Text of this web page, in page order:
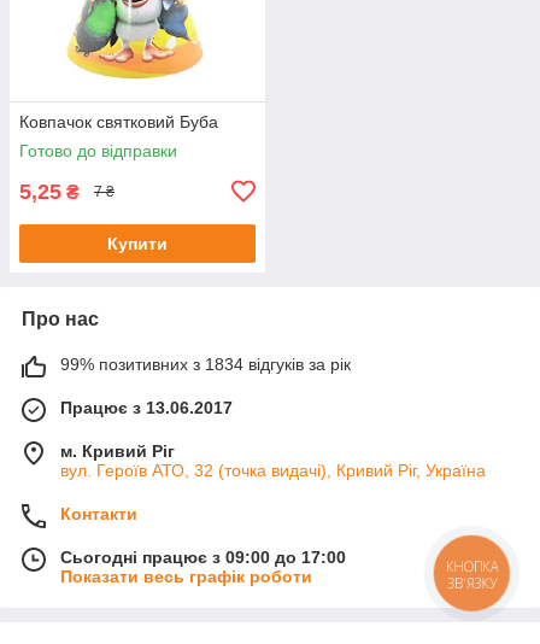
Ковпачок святковий Буба
Готово до відправки
5,25 ₴ 7 ₴
Купити
Про нас
99% позитивних з 1834 відгуків за рік
Працює з 13.06.2017
м. Кривий Ріг
вул. Героїв АТО, 32 (точка видачі), Кривий Ріг, Україна
Контакти
Сьогодні працює з 09:00 до 17:00
Показати весь графік роботи
КНОПКА
ЗВ'ЯЗКУ